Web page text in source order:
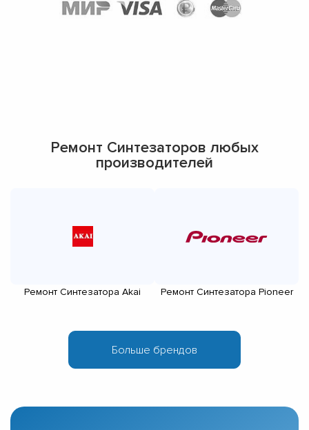
Ремонт Синтезаторов любых
производителей
Ремонт Синтезатора Akai Ремонт Синтезатора Pioneer